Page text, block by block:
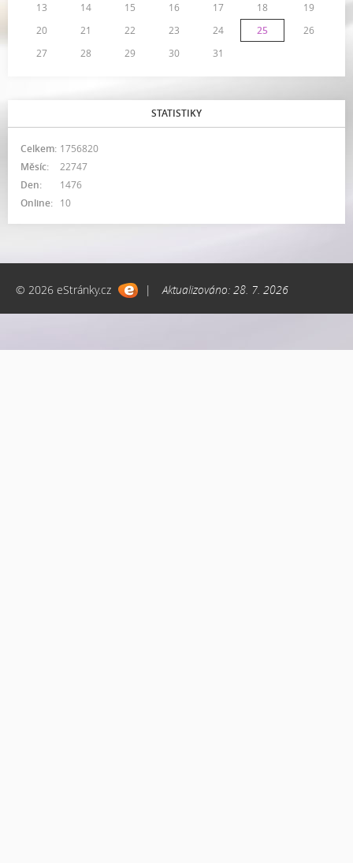
13
14 15 16 17 18
19
20
21 22 23 24 25
26
27
28 29 30 31
STATISTIKY
Online: 10
Celkem: 1756820
Měsíc:
22747
Den:
1476
© 2026 eStránky.cz | Aktualizováno: 28. 7. 2026